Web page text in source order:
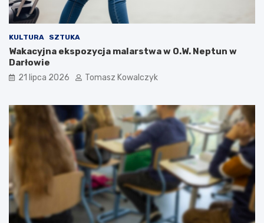
KULTURA SZTUKA
Wakacyjna ekspozycja malarstwa w O.W. Neptun w
Darłowie
21 lipca 2026 Tomasz Kowalczyk